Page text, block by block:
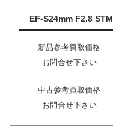
EF-S24mm F2.8 STM
新品参考買取価格
お問合せ下さい
中古参考買取価格
お問合せ下さい